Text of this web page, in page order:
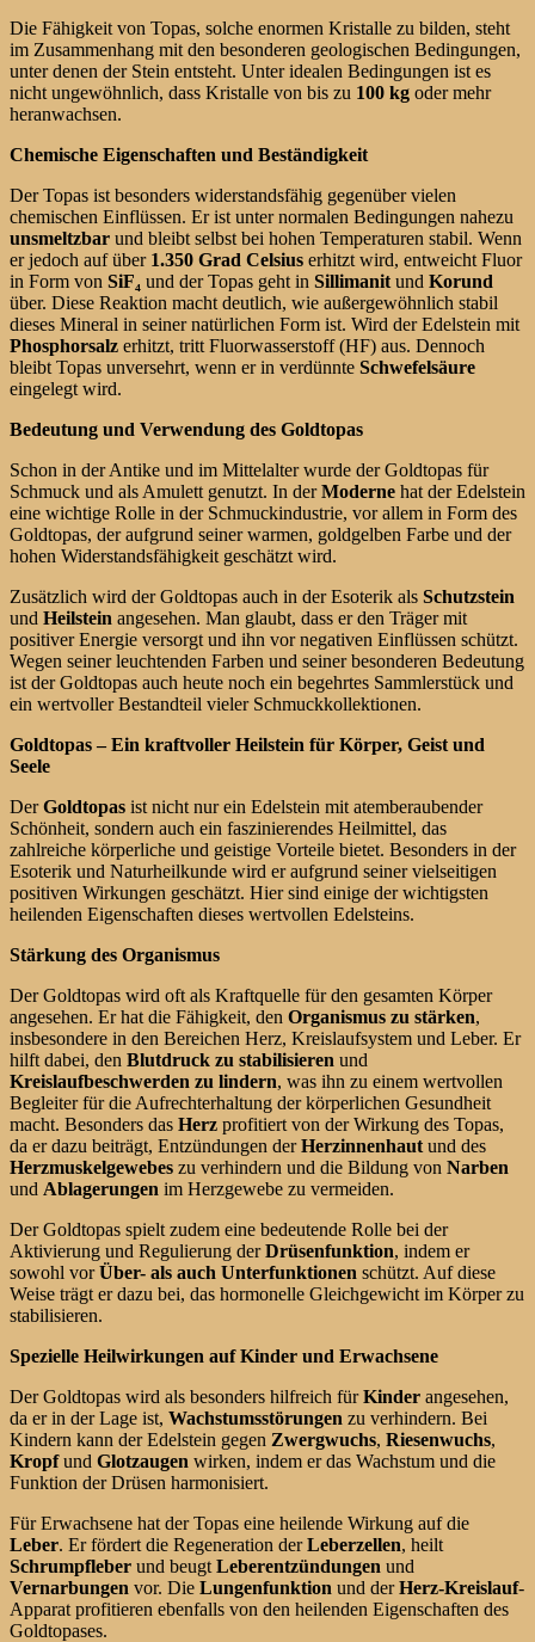
Die Fähigkeit von Topas, solche enormen Kristalle zu bilden, steht
im Zusammenhang mit den besonderen geologischen Bedingungen,
unter denen der Stein entsteht. Unter idealen Bedingungen ist es
nicht ungewöhnlich, dass Kristalle von bis zu 100 kg oder mehr
heranwachsen.
Chemische Eigenschaften und Beständigkeit
Der Topas ist besonders widerstandsfähig gegenüber vielen
chemischen Einflüssen. Er ist unter normalen Bedingungen nahezu
unsmeltzbar und bleibt selbst bei hohen Temperaturen stabil. Wenn
er jedoch auf über 1.350 Grad Celsius erhitzt wird, entweicht Fluor
in Form von SiF₄ und der Topas geht in Sillimanit und Korund
über. Diese Reaktion macht deutlich, wie außergewöhnlich stabil
dieses Mineral in seiner natürlichen Form ist. Wird der Edelstein mit
Phosphorsalz erhitzt, tritt Fluorwasserstoff (HF) aus. Dennoch
bleibt Topas unversehrt, wenn er in verdünnte Schwefelsäure
eingelegt wird.
Bedeutung und Verwendung des Goldtopas
Schon in der Antike und im Mittelalter wurde der Goldtopas für
Schmuck und als Amulett genutzt. In derModerne hat der Edelstein
eine wichtige Rolle in der Schmuckindustrie, vor allem in Form des
Goldtopas, der aufgrund seiner warmen, goldgelben Farbe und der
hohen Widerstandsfähigkeit geschätzt wird.
Zusätzlich wird der Goldtopas auch in der Esoterik als Schutzstein
und Heilstein angesehen. Man glaubt, dass er den Träger mit
positiver Energie versorgt und ihn vor negativen Einflüssen schützt.
Wegen seiner leuchtenden Farben und seiner besonderen Bedeutung
ist der Goldtopas auch heute noch ein begehrtes Sammlerstück und
ein wertvoller Bestandteil vieler Schmuckkollektionen.
Goldtopas – Ein kraftvoller Heilstein für Körper, Geist und
Seele
DerGoldtopas ist nicht nur ein Edelstein mit atemberaubender
Schönheit, sondern auch ein faszinierendes Heilmittel, das
zahlreiche körperliche und geistige Vorteile bietet. Besonders in der
Esoterik und Naturheilkunde wird er aufgrund seiner vielseitigen
positiven Wirkungen geschätzt. Hier sind einige der wichtigsten
heilenden Eigenschaften dieses wertvollen Edelsteins.
Stärkung des Organismus
Der Goldtopas wird oft als Kraftquelle für den gesamten Körper
angesehen. Er hat die Fähigkeit, den Organismus zu stärken,
insbesondere in den Bereichen Herz, Kreislaufsystem und Leber. Er
hilft dabei, den Blutdruck zu stabilisieren und
Kreislaufbeschwerden zu lindern, was ihn zu einem wertvollen
Begleiter für die Aufrechterhaltung der körperlichen Gesundheit
macht. Besonders das Herz profitiert von der Wirkung des Topas,
da er dazu beiträgt, Entzündungen derHerzinnenhaut und des
Herzmuskelgewebes zu verhindern und die Bildung von Narben
und Ablagerungen im Herzgewebe zu vermeiden.
Der Goldtopas spielt zudem eine bedeutende Rolle bei der
Aktivierung und Regulierung derDrüsenfunktion, indem er
sowohl vorÜber- als auch Unterfunktionen schützt. Auf diese
Weise trägt er dazu bei, das hormonelle Gleichgewicht im Körper zu
stabilisieren.
Spezielle Heilwirkungen auf Kinder und Erwachsene
Der Goldtopas wird als besonders hilfreich fürKinder angesehen,
da er in der Lage ist, Wachstumsstörungen zu verhindern. Bei
Kindern kann der Edelstein gegen Zwergwuchs, Riesenwuchs,
Kropfund Glotzaugen wirken, indem er das Wachstum und die
Funktion der Drüsen harmonisiert.
Für Erwachsene hat der Topas eine heilende Wirkung auf die
Leber. Er fördert die Regeneration derLeberzellen, heilt
Schrumpfleber und beugt Leberentzündungen und
Vernarbungen vor. Die Lungenfunktion und derHerz-Kreislauf-
Apparat profitieren ebenfalls von den heilenden Eigenschaften des
Goldtopases.